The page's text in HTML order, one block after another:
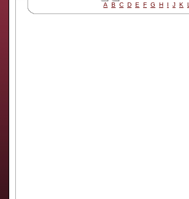
A
B C D E F G H I J K L